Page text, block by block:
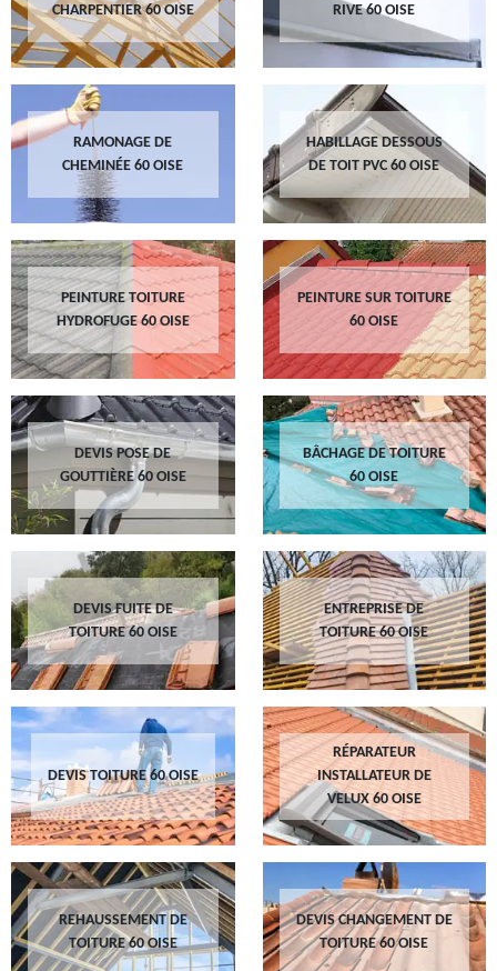
CHARPENTIER 60 OISE
RIVE 60 OISE
RAMONAGE DE
CHEMINÉE 60 OISE
HABILLAGE DESSOUS
DE TOIT PVC 60 OISE
PEINTURE TOITURE
HYDROFUGE 60 OISE
PEINTURE SUR TOITURE
60 OISE
DEVIS POSE DE
GOUTTIÈRE 60 OISE
BÂCHAGE DE TOITURE
60 OISE
DEVIS FUITE DE
TOITURE 60 OISE
ENTREPRISE DE
TOITURE 60 OISE
DEVIS TOITURE 60 OISE
RÉPARATEUR
INSTALLATEUR DE
VELUX 60 OISE
REHAUSSEMENT DE
TOITURE 60 OISE
DEVIS CHANGEMENT DE
TOITURE 60 OISE